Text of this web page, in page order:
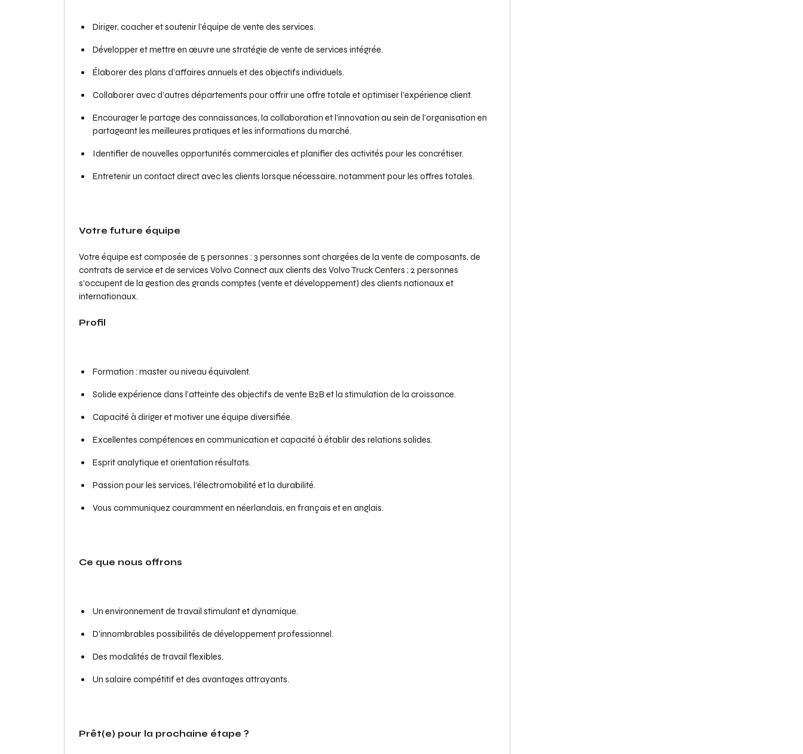
Diriger, coacher et soutenir l’équipe de vente des services.
Développer et mettre en œuvre une stratégie de vente de services intégrée.
Élaborer des plans d’affaires annuels et des objectifs individuels.
Collaborer avec d’autres départements pour offrir une offre totale et optimiser l’expérience client.
Encourager le partage des connaissances, la collaboration et l’innovation au sein de l’organisation en
partageant les meilleures pratiques et les informations du marché.
Identifier de nouvelles opportunités commerciales et planifier des activités pour les concrétiser.
Entretenir un contact direct avec les clients lorsque nécessaire, notamment pour les offres totales.
Votre future équipe
Votre équipe est composée de 5 personnes : 3 personnes sont chargées de la vente de composants, de
contrats de service et de services Volvo Connect aux clients des Volvo Truck Centers ; 2 personnes
s'occupent de la gestion des grands comptes (vente et développement) des clients nationaux et
internationaux.
Profil
Formation : master ou niveau équivalent.
Solide expérience dans l’atteinte des objectifs de vente B2B et la stimulation de la croissance.
Capacité à diriger et motiver une équipe diversifiée.
Excellentes compétences en communication et capacité à établir des relations solides.
Esprit analytique et orientation résultats.
Passion pour les services, l’électromobilité et la durabilité.
Vous communiquez couramment en néerlandais, en français et en anglais.
Ce que nous offrons
Un environnement de travail stimulant et dynamique.
D’innombrables possibilités de développement professionnel.
Des modalités de travail flexibles.
Un salaire compétitif et des avantages attrayants.
Prêt(e) pour la prochaine étape ?